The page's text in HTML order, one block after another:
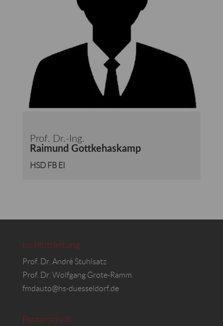
Prof. Dr.-Ing.
Raimund Gottkehaskamp
HSD FB EI
Institutsleitung
Prof. Dr. André Stuhlsatz
Prof. Dr. Wolfgang Grote-Ramm
fmdauto@hs-duesseldorf.de
Postanschrift